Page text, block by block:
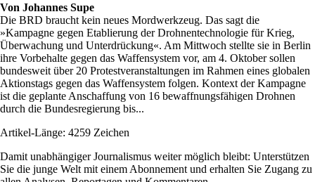
Von Johannes Supe
Die BRD braucht kein neues Mordwerkzeug. Das sagt die
»Kampagne gegen Etablierung der Drohnentechnologie für Krieg,
Überwachung und Unterdrückung«. Am Mittwoch stellte sie in Berlin
ihre Vorbehalte gegen das Waffensystem vor, am 4. Oktober sollen
bundesweit über 20 Protestveranstaltungen im Rahmen eines globalen
Aktionstags gegen das Waffensystem folgen. Kontext der Kampagne
ist die geplante Anschaffung von 16 bewaffnungsfähigen Drohnen
durch die Bundesregierung bis...
Artikel-Länge: 4259 Zeichen
Damit unabhängiger Journalismus weiter möglich bleibt: Unterstützen
Sie die junge Welt mit einem Abonnement und erhalten Sie Zugang zu